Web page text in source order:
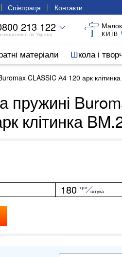
Співпраця Контакти
213 122
по Україні КИЇВ
матеріали Школа і
CLASSIC А4 120 арк
пружині
клітинка
180 грн
штука